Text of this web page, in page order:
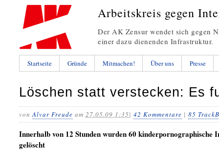
Arbeitskreis gegen
Der AK Zensur wendet sich gegen
einer dazu dienenden Infrastruktur.
Startseite Gründe Mitmachen! Über uns Presse
Löschen statt verstecken: Es
vonAlvar Freude am 27.05.09 1:35| 42 Kommentare | 85
Innerhalb von 12 Stunden wurden 60 kinderpornographische
gelöscht